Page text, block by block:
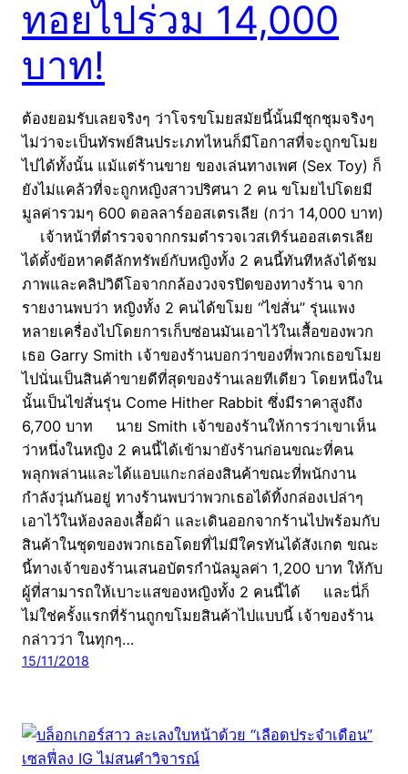
ทอยไปร่วม 14,000
บาท!
ต้องยอมรับเลยจริงๆ ว่าโจรขโมยสมัยนี้นั้นมีชุกชุมจริงๆ
ไม่ว่าจะเป็นทัรพย์สินประเภทไหนก็มีโอกาสที่จะถูกขโมย
ไปได้ทั้งนั้น แม้แต่ร้านขาย ของเล่นทางเพศ (Sex Toy) ก็
ยังไม่แคล้วที่จะถูกหญิงสาวปริศนา 2 คน ขโมยไปโดยมี
มูลค่ารวมๆ 600 ดอลลาร์ออสเตรเลีย (กว่า 14,000 บาท)
เจ้าหน้าที่ตำรวจจากกรมตำรวจเวสเทิร์นออสเตรเลีย
ได้ตั้งข้อหาคดีลักทรัพย์กับหญิงทั้ง 2 คนนี้ทันทีหลังได้ชม
ภาพและคลิปวิดีโอจากกล้องวงจรปิดของทางร้าน จาก
รายงานพบว่า หญิงทั้ง 2 คนได้ขโมย “ไข่สั่น” รุ่นแพง
หลายเครื่องไปโดยการเก็บซ่อนมันเอาไว้ในเสื้อของพวก
เธอ Garry Smith เจ้าของร้านบอกว่าของที่พวกเธอขโมย
ไปนั่นเป็นสินค้าขายดีที่สุดของร้านเลยทีเดียว โดยหนึ่งใน
นั้นเป็นไข่สั่นรุ่น Come Hither Rabbit ซึ่งมีราคาสูงถึง
6,700 บาท นาย Smith เจ้าของร้านให้การว่าเขาเห็น
ว่าหนึ่งในหญิง 2 คนนี้ได้เข้ามายังร้านก่อนขณะที่คน
พลุกพล่านและได้แอบแกะกล่องสินค้าขณะที่พนักงาน
กำลังวุ่นกันอยู่ ทางร้านพบว่าพวกเธอได้ทิ้งกล่องเปล่าๆ
เอาไว้ในห้องลองเสื้อผ้า และเดินออกจากร้านไปพร้อมกับ
สินค้าในชุดของพวกเธอโดยที่ไม่มีใครทันได้สังเกต ขณะ
นี้ทางเจ้าของร้านเสนอบัตรกำนัลมูลค่า 1,200 บาท ให้กับ
ผู้ที่สามารถให้เบาะแสของหญิงทั้ง 2 คนนี้ได้ และนี่ก็
ไม่ใช่ครั้งแรกที่ร้านถูกขโมยสินค้าไปแบบนี้ เจ้าของร้าน
กล่าวว่า ในทุกๆ…
15/11/2018